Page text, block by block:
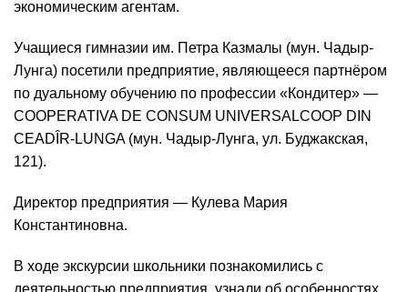
экономическим агентам.
Учащиеся гимназии им. Петра Казмалы (мун. Чадыр-
Лунга) посетили предприятие, являющееся партнёром
по дуальному обучению по профессии «Кондитер» —
COOPERATIVA DE CONSUM UNIVERSALCOOP DIN
CEADÎR-LUNGA (мун. Чадыр-Лунга, ул. Буджакская,
121).
Директор предприятия — Кулева Мария
Константиновна.
В ходе экскурсии школьники познакомились с
деятельностью предприятия, узнали об особенностях